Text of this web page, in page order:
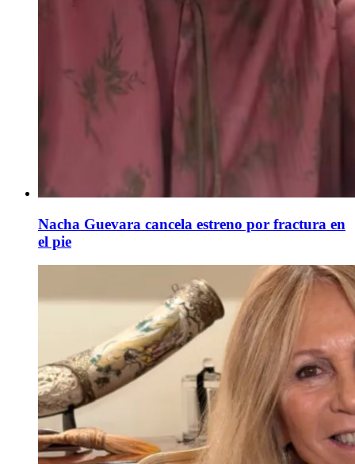
Nacha Guevara cancela estreno por fractura en
el pie